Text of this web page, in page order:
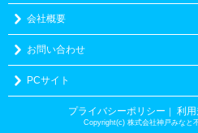
会社概要
お問い合わせ
PCサイト
プライバシーポリシー ｜ 利
Copyright(c) 株式会社神戸みなと